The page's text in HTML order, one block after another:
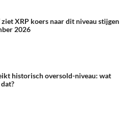
ziet XRP koers naar dit niveau stijgen
2026
historisch oversold-niveau: wat